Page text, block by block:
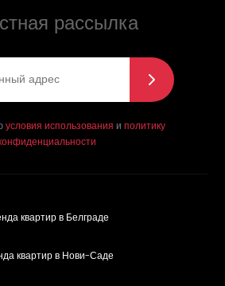
рассылка
условия использования и
конфиденциальности
условия использования и политику
квартир в Белграде
квартир в Нови-Саде